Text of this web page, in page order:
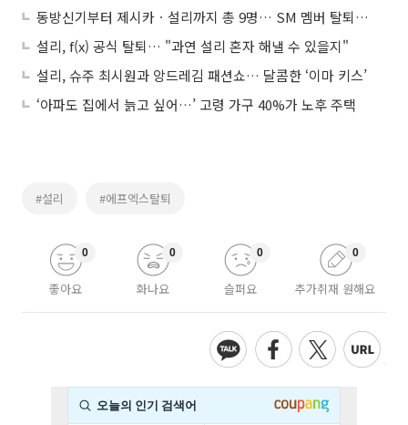
동방신기부터 제시카ㆍ설리까지 총 9명… SM 멤버 탈퇴사 살펴보니
설리, f(x) 공식 탈퇴… "과연 설리 혼자 해낼 수 있을지"
설리, 슈주 최시원과 앙드레김 패션쇼… 달콤한 ‘이마 키스’
‘아파도 집에서 늙고 싶어…’ 고령 가구 40%가 노후 주택
#설리 #에프엑스탈퇴
좋아요
0
화나요
0
슬퍼요
0
추가취재 원해요
0